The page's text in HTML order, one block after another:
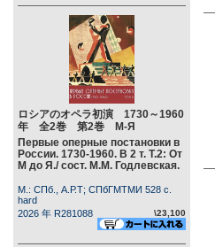
ロシアのオペラ初演 1730～1960
年 全2巻 第2巻 М-Я
Первые оперные постановки в
России. 1730-1960. В 2 т. Т.2: От
М до Я./ сост. М.М. Годлевская.
М.: СПб., А.Р.Т; СПбГМТМИ 528 c.
hard
2026 年 R281088
\23,100